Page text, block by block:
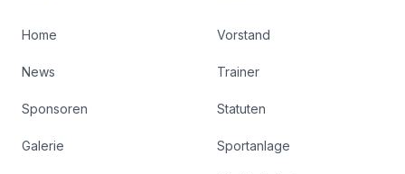
Home
News
Sponsoren
Galerie
Vorstand
Trainer
Statuten
Sportanlage